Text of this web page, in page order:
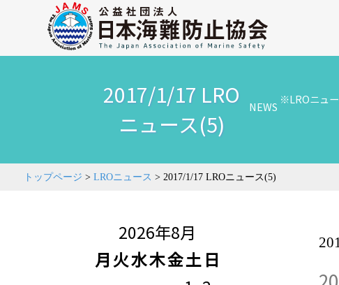
2017/1/17 LRO
ニュース(5)
NEWS ※LROニュ
トップページ > LROニュース > 2017/1/17 LROニュース(5)
2026年8月
月火水木金土 日